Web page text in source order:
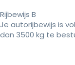
Rijbewijs B
Je autorijbewijs is
dan 3500 kg te